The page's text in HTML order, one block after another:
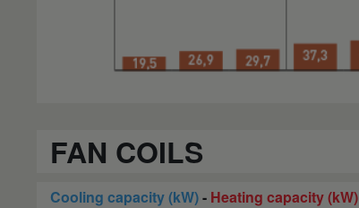
FAN COILS
Cooling capacity (kW)- Heating capacity (kW)